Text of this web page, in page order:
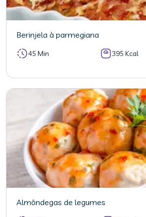
Berinjela à parmegiana
45 Min 395 Kcal
Almôndegas de legumes